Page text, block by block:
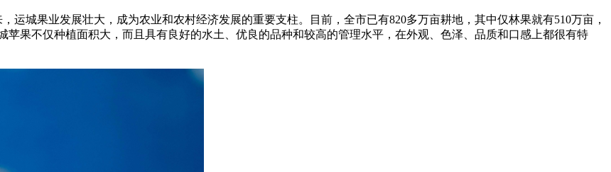
运城果业发展壮大，成为农业和农村经济发展的重要支柱。目前，全市已有820多万亩耕地，其中仅林果就有510万亩，
苹果不仅种植面积大，而且具有良好的水土、优良的品种和较高的管理水平，在外观、色泽、品质和口感上都很有特